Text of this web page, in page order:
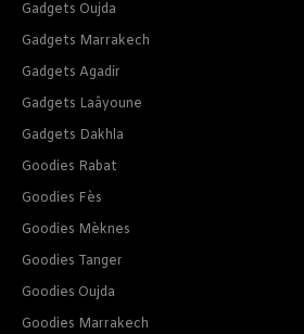
Gadgets Oujda
Gadgets Marrakech
Gadgets Agadir
Gadgets Laâyoune
Gadgets Dakhla
Goodies Rabat
Goodies Fès
Goodies Mèknes
Goodies Tanger
Goodies Oujda
Goodies Marrakech